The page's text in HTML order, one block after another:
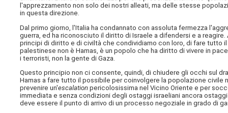
l'apprezzamento non solo dei nostri alleati, ma delle stesse
in questa direzione.
Dal primo giorno, l'Italia ha condannato con assoluta fermezza
guerra, ed ha riconosciuto il diritto di Israele a difendersi e a
principi di diritto e di civiltà che condividiamo con loro, di fare tutto
palestinese non è Hamas, è un popolo che ha diritto di vivere in
i terroristi, non la gente di Gaza.
Questo principio non ci consente, quindi, di chiudere gli occhi sul
Hamas a fare tutto il possibile per coinvolgere la popolazione
prevenire un'escalation pericolosissima nel Vicino Oriente e per
immediata e senza condizioni degli ostaggi israeliani ancora
deve essere il punto di arrivo di un processo negoziale in grado di